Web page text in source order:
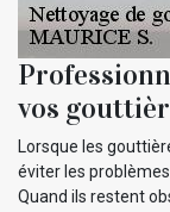
vos
Lorsque les
éviter les
Quand ils restent